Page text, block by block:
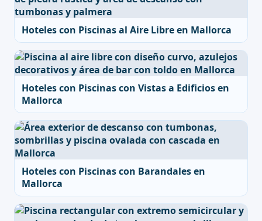
Hoteles con Piscinas al Aire Libre en Mallorca
Hoteles con Piscinas con Vistas a Edificios en
Mallorca
Hoteles con Piscinas con Barandales en
Mallorca